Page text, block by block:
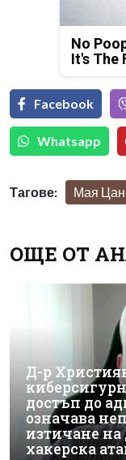
No
It's The
Facebook
Whatsapp
Тагове: Мая
ОЩЕ ОТ
Д-р
достъп до
означава
изтичане
хакерска